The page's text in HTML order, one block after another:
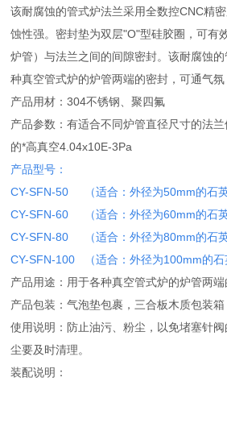
该耐腐蚀的管式炉法兰采用全数控CNC精
蚀性强。密封垫为双层"O"型硅胶圈，可有
炉管）与法兰之间的间隙密封。该耐腐蚀
种真空管式炉的炉管两端的密封，可通气
产品用材：304不锈钢、聚四氟
产品参数：有适合不同炉管直径尺寸的法
的*高真空4.04x10E-3Pa
产品型号：
CY-SFN-50 （适合：外径为50mm的石英
CY-SFN-60 （适合：外径为60mm的石英
CY-SFN-80 （适合：外径为80mm的石英
CY-SFN-100 （适合：外径为100mm的石
产品用途：用于各种真空管式炉的炉管两
产品包装：气泡垫包裹，三合板木质包装箱
使用说明：防止油污、粉尘，以免堵塞针
尘要及时清理。
装配说明：